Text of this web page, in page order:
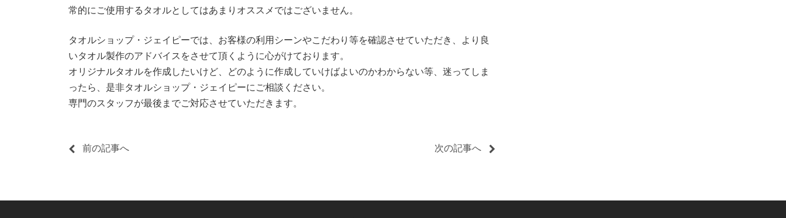
常的にご使用するタオルとしてはあまりオススメではございません。
タオルショップ・ジェイピーでは、お客様の利用シーンやこだわり等を確認させていただき、より良
いタオル製作のアドバイスをさせて頂くように心がけております。
オリジナルタオルを作成したいけど、どのように作成していけばよいのかわからない等、迷ってしま
ったら、是非タオルショップ・ジェイピーにご相談ください。
専門のスタッフが最後までご対応させていただきます。
前の記事へ 次の記事へ